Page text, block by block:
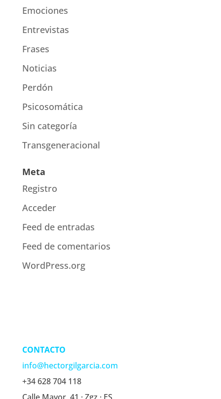
Emociones
Entrevistas
Frases
Noticias
Perdón
Psicosomática
Sin categoría
Transgeneracional
Meta
Registro
Acceder
Feed de entradas
Feed de comentarios
WordPress.org
CONTACTO
info@hectorgilgarcia.com
+34 628 704 118